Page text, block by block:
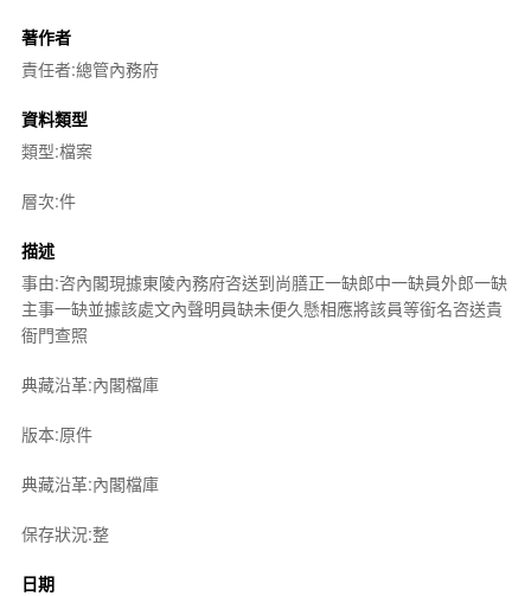
著作者
責任者:總管內務府
資料類型
類型:檔案
層次:件
描述
事由:咨內閣現據東陵內務府咨送到尚膳正一缺郎中一缺員外郎一缺
主事一缺並據該處文內聲明員缺未便久懸相應將該員等銜名咨送貴
衙門查照
典藏沿革:內閣檔庫
版本:原件
典藏沿革:內閣檔庫
保存狀況:整
日期